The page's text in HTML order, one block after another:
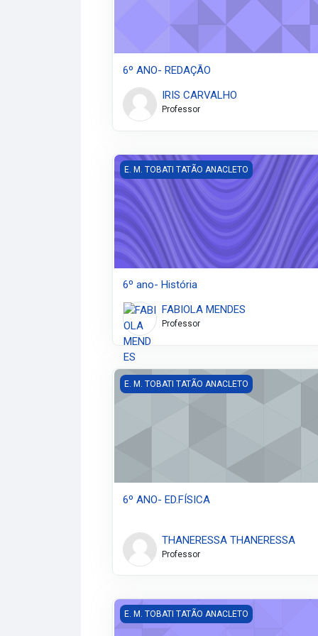
6º ANO- REDAÇÃO
IRIS CARVALHO
Professor
6º ano- História
E. M. TOBATI TATÃO ANACLETO
6º ano- História
FABIOLA MENDES
Professor
6º ANO- ED.FÍSICA
E. M. TOBATI TATÃO ANACLETO
6º ANO- ED.FÍSICA
THANERESSA THANERESSA
Professor
5º ANO- ENSINO FUNDAMENTAL- VÂNIA
E. M. TOBATI TATÃO ANACLETO